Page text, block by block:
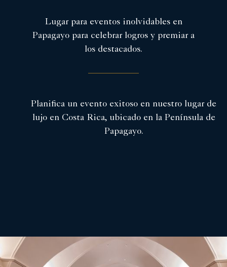
Lugar para eventos inolvidables en
Papagayo para celebrar logros y premiar a
los destacados.
Planifica un evento exitoso en nuestro lugar de
lujo en Costa Rica, ubicado en la Península de
Papagayo.